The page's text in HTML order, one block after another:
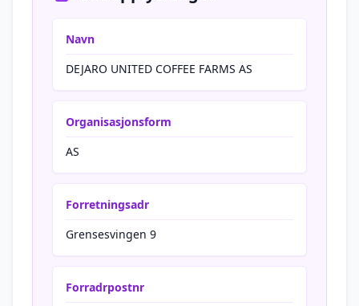
Navn
DEJARO UNITED COFFEE FARMS AS
Organisasjonsform
AS
Forretningsadr
Grensesvingen 9
Forradrpostnr